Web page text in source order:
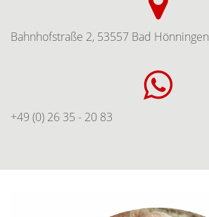
Bahnhofstraße 2, 53557 Bad Hönningen
+49 (0) 26 35 - 20 83